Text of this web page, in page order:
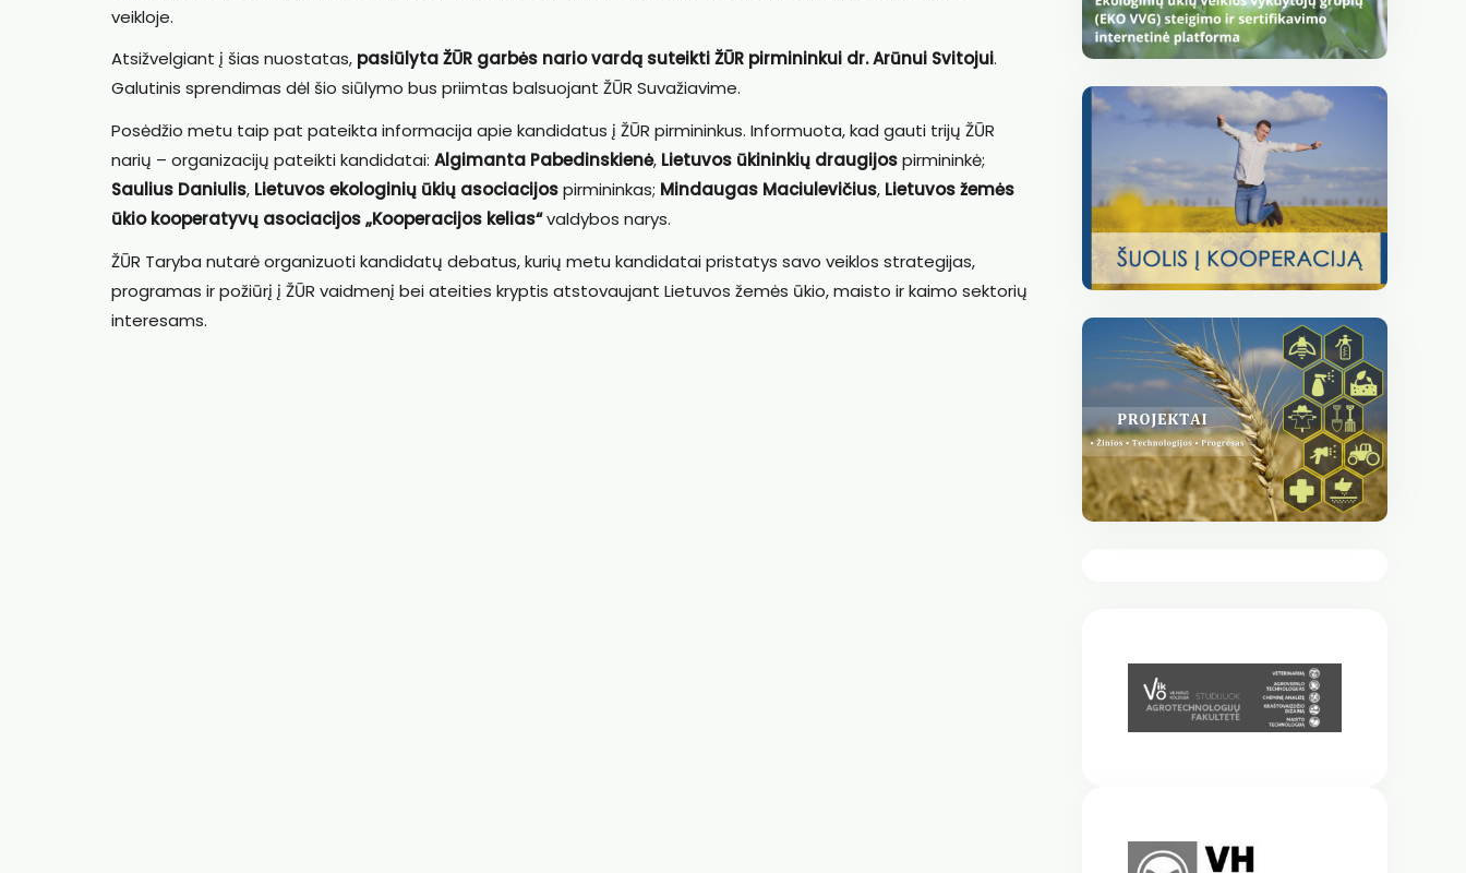
veikloje.
Atsižvelgiant į šias nuostatas, pasiūlyta ŽŪR garbės nario vardą suteikti ŽŪR pirmininkui dr. Arūnui Svitojui.
Galutinis sprendimas dėl šio siūlymo bus priimtas balsuojant ŽŪR Suvažiavime.
Posėdžio metu taip pat pateikta informacija apie kandidatus į ŽŪR pirmininkus. Informuota, kad gauti trijų ŽŪR
narių – organizacijų pateikti kandidatai: Algimanta Pabedinskienė, Lietuvos ūkininkių draugijospirmininkė;
Saulius Daniulis, Lietuvos ekologinių ūkių asociacijospirmininkas; Mindaugas Maciulevičius, Lietuvos žemės
ūkio kooperatyvų asociacijos „Kooperacijos kelias“valdybos narys.
ŽŪR Taryba nutarė organizuoti kandidatų debatus, kurių metu kandidatai pristatys savo veiklos strategijas,
programas ir požiūrį į ŽŪR vaidmenį bei ateities kryptis atstovaujant Lietuvos žemės ūkio, maisto ir kaimo sektorių
interesams.